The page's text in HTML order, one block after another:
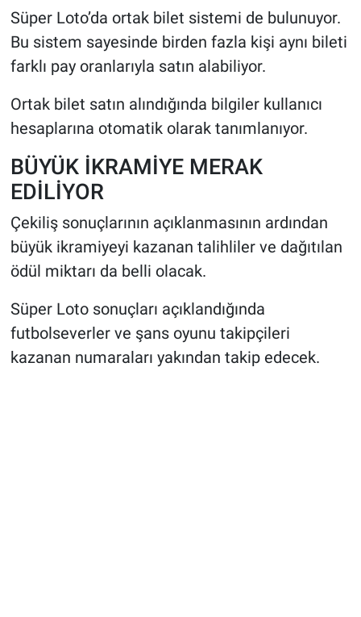
Süper Loto’da ortak bilet sistemi de bulunuyor.
Bu sistem sayesinde birden fazla kişi aynı bileti
farklı pay oranlarıyla satın alabiliyor.
Ortak bilet satın alındığında bilgiler kullanıcı
hesaplarına otomatik olarak tanımlanıyor.
BÜYÜK İKRAMİYE MERAK
EDİLİYOR
Çekiliş sonuçlarının açıklanmasının ardından
büyük ikramiyeyi kazanan talihliler ve dağıtılan
ödül miktarı da belli olacak.
Süper Loto sonuçları açıklandığında
futbolseverler ve şans oyunu takipçileri
kazanan numaraları yakından takip edecek.